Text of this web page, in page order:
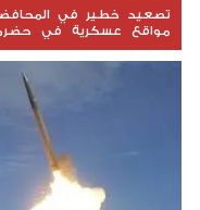
تصعيد خطير في
مواقع عسكرية في
والطائرات المسيّرة